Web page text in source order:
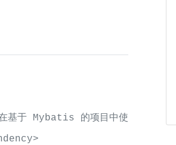
基于 Mybatis 的项目中使